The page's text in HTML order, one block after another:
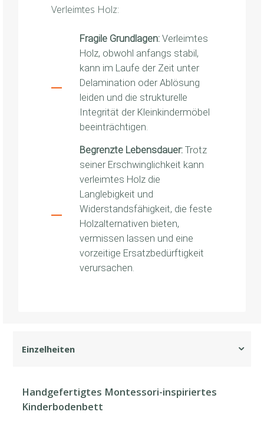
Verleimtes Holz:
Fragile Grundlagen: Verleimtes
Holz, obwohl anfangs stabil,
kann im Laufe der Zeit unter
Delamination oder Ablösung
leiden und die strukturelle
Integrität der Kleinkindermöbel
beeinträchtigen.
Begrenzte Lebensdauer: Trotz
seiner Erschwinglichkeit kann
verleimtes Holz die
Langlebigkeit und
Widerstandsfähigkeit, die feste
Holzalternativen bieten,
vermissen lassen und eine
vorzeitige Ersatzbedürftigkeit
verursachen.
Handgefertigtes Montessori-inspiriertes
Kinderbodenbett